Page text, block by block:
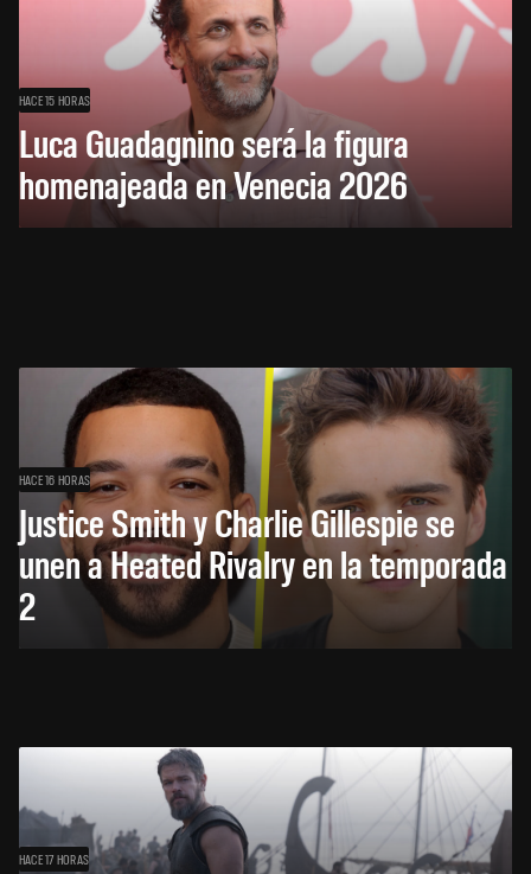
HACE 15 HORAS
Luca Guadagnino será la figura
homenajeada en Venecia 2026
HACE 16 HORAS
Justice Smith y Charlie Gillespie se
unen a Heated Rivalry en la temporada
2
HACE 17 HORAS